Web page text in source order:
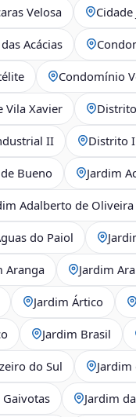
Velosa
Acácias
Condomínio
Vila Xavier
II Distrito
Bueno Jardim
Adalberto de Oliveira
do Paiol
Aranga Jardim
Jardim Ártico
Jardim Brasil
do Sul Jardim
Gaivotas Jardim